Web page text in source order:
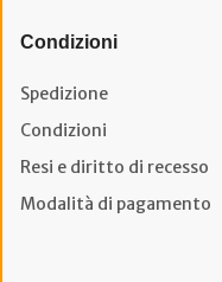
Condizioni
Spedizione
Condizioni
Resi e diritto di recesso
Modalità di pagamento